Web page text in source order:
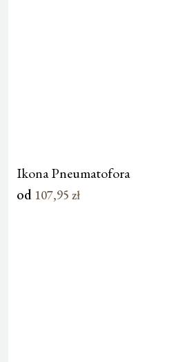
Ikona Pneumatofora
od 107,95 zł